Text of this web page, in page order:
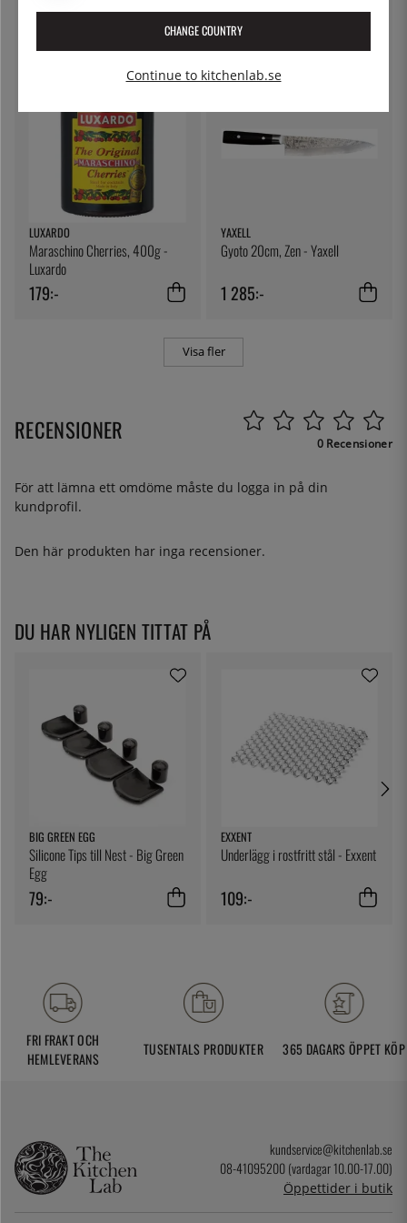
75:-
LUXARDO
Maraschino Cherries, 400g -
Luxardo
179:-
YAXELL
Gyoto 20cm, Zen - Yaxell
1 285:-
Visa fler
RECENSIONER 0 Recensioner
För att lämna ett omdöme måste du logga in på din
kundprofil.
Den här produkten har inga recensioner.
DU HAR NYLIGEN TITTAT PÅ
BIG GREEN EGG
Silicone Tips till Nest - Big Green
Egg
79:-
EXXENT
Underlägg i rostfritt stål - Exxent
109:-
FRI FRAKT OCH
HEMLEVERANS
TUSENTALS PRODUKTER 365 DAGARS ÖPPET KÖP
kundservice@kitchenlab.se
08-41095200 (vardagar 10.00-17.00)
Öppettider i butik
CHANGE COUNTRY
Continue to kitchenlab.se